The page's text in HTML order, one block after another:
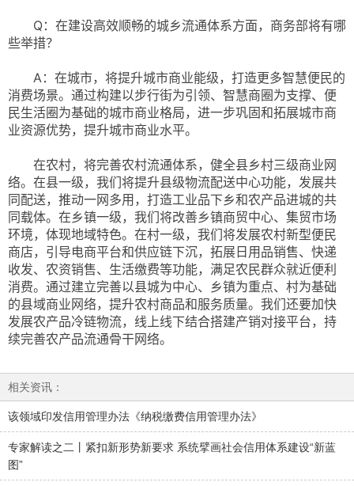
Q：在建设高效顺畅的城乡流通体系方面，商务部将有哪
些举措？
A：在城市，将提升城市商业能级，打造更多智慧便民的
消费场景。通过构建以步行街为引领、智慧商圈为支撑、便
民生活圈为基础的城市商业格局，进一步巩固和拓展城市商
业资源优势，提升城市商业水平。
在农村，将完善农村流通体系，健全县乡村三级商业网
络。在县一级，我们将提升县级物流配送中心功能，发展共
同配送，推动一网多用，打造工业品下乡和农产品进城的共
同载体。在乡镇一级，我们将改善乡镇商贸中心、集贸市场
环境，体现地域特色。在村一级，我们将发展农村新型便民
商店，引导电商平台和供应链下沉，拓展日用品销售、快递
收发、农资销售、生活缴费等功能，满足农民群众就近便利
消费。通过建立完善以县城为中心、乡镇为重点、村为基础
的县域商业网络，提升农村商品和服务质量。我们还要加快
发展农产品冷链物流，线上线下结合搭建产销对接平台，持
续完善农产品流通骨干网络。
相关资讯：
该领域印发信用管理办法《纳税缴费信用管理办法》
专家解读之二丨紧扣新形势新要求 系统擘画社会信用体系建设“新蓝
图”